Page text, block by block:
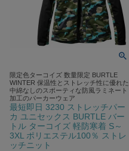
限定色ターコイズ 数量限定 BURTLE
WINTER 保温性とストレッチ性に優れた
中綿なしのスポーティな防風ラミネート
加工のパーカーウェア
最短即日 3230 ストレッチパー
カ ユニセックス BURTLE バー
トル ターコイズ 軽防寒着 S～
3XL ポリエステル100％ ストレ
ッチニット